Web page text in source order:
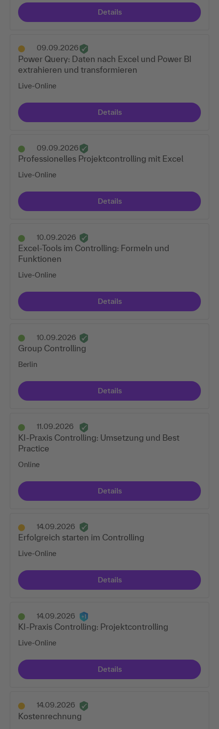
Details
09.09.2026
Power Query: Daten nach Excel und Power BI
extrahieren und transformieren
Live-Online
Details
09.09.2026
Professionelles Projektcontrolling mit Excel
Live-Online
Details
10.09.2026
Excel-Tools im Controlling: Formeln und
Funktionen
Live-Online
Details
10.09.2026
Group Controlling
Berlin
Details
11.09.2026
KI-Praxis Controlling: Umsetzung und Best
Practice
Online
Details
14.09.2026
Erfolgreich starten im Controlling
Live-Online
Details
14.09.2026
KI-Praxis Controlling: Projektcontrolling
Live-Online
Details
14.09.2026
Kostenrechnung